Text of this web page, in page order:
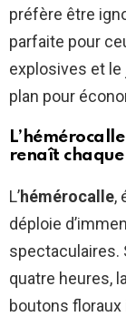
préfère être
parfaite pour
explosives et le
plan pour
renaît
L’hémérocalle,
déploie
spectaculaires.
quatre heures,
boutons